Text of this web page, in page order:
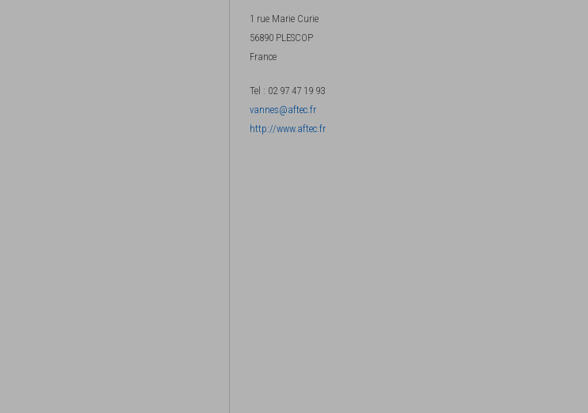
1 rue Marie Curie
56890 PLESCOP
France
Tel : 02 97 47 19 93
vannes@aftec.fr
http://www.aftec.fr